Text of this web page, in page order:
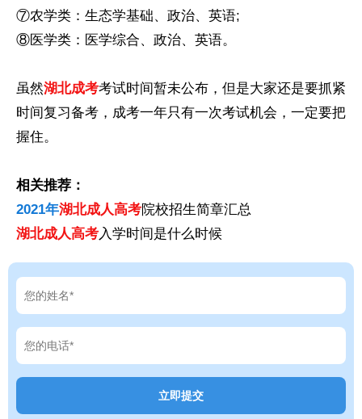
⑦农学类：生态学基础、政治、英语;
⑧医学类：医学综合、政治、英语。
虽然湖北成考考试时间暂未公布，但是大家还是要抓紧
时间复习备考，成考一年只有一次考试机会，一定要把
握住。
相关推荐：
2021年湖北成人高考院校招生简章汇总
湖北成人高考入学时间是什么时候